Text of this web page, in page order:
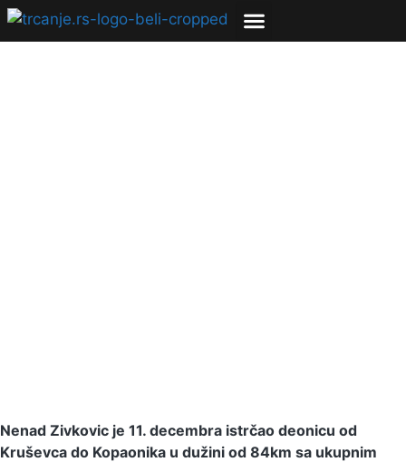
Nenad Zivkovic je 11. decembra istrčao deonicu od
Kruševca do Kopaonika u dužini od 84km sa ukupnim